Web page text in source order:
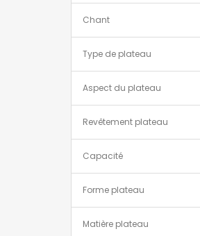
Chant
Type de plateau
Aspect du plateau
Revêtement plateau
Capacité
Forme plateau
Matière plateau